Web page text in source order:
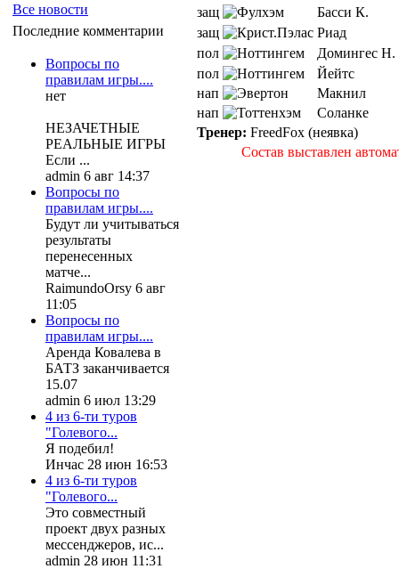
Все новости
Последние комментарии
Вопросы по
правилам игры....
нет
НЕЗАЧЕТНЫЕ
РЕАЛЬНЫЕ ИГРЫ
Если ...
admin 6 авг 14:37
Вопросы по
правилам игры....
Будут ли учитываться
результаты
перенесенных
матче...
RaimundoOrsy 6 авг
11:05
Вопросы по
правилам игры....
Аренда Ковалева в
БАТЗ заканчивается
15.07
admin 6 июл 13:29
4 из 6-ти туров
"Голевого...
Я подебил!
Инчас 28 июн 16:53
4 из 6-ти туров
"Голевого...
Это совместный
проект двух разных
мессенджеров, ис...
admin 28 июн 11:31
защ
Басси К.
защ
Риад
пол
Домингес Н.
пол
Йейтс
нап
Макнил
нап
Соланке
Тренер: FreedFox (неявка)
Состав выставлен